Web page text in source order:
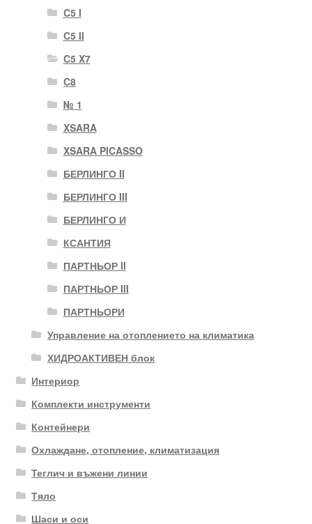
C5 I
C5 II
C5 X7
C8
№ 1
XSARA
XSARA PICASSO
БЕРЛИНГО II
БЕРЛИНГО III
БЕРЛИНГО И
КСАНТИЯ
ПАРТНЬОР II
ПАРТНЬОР III
ПАРТНЬОРИ
Управление на отоплението на климатика
ХИДРОАКТИВЕН блок
Интериор
Комплекти инструменти
Контейнери
Охлаждане, отопление, климатизация
Теглич и въжени линии
Тяло
Шаси и оси